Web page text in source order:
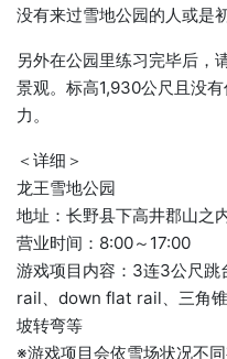
没有来过雪地公园的人或是
另外在公园里练习完毕后，
景观。标高1,930公尺且没
力。
＜详细＞
龙王雪地公园
地址：长野县下高井郡山之
营业时间：8:00～17:00
游戏项目内容：3连3公尺跳
rail、down flat rail、三角
坡转弯等
※游戏项目会依雪场状况不